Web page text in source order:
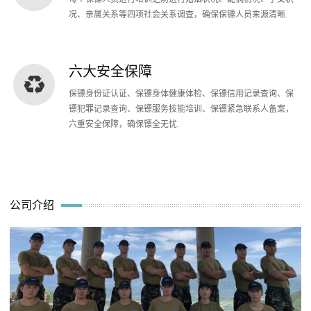
况、亲属关系等四项社会关系调查，确保保镖人员来源清晰.
六大安全保障
保镖身份证认证、保镖身体健康体检、保镖信用记录查询、保
镖犯罪记录查询、保镖服务技能培训、保镖紧急联系人备案，
六重安全保障，确保镖全无忧.
公司介绍